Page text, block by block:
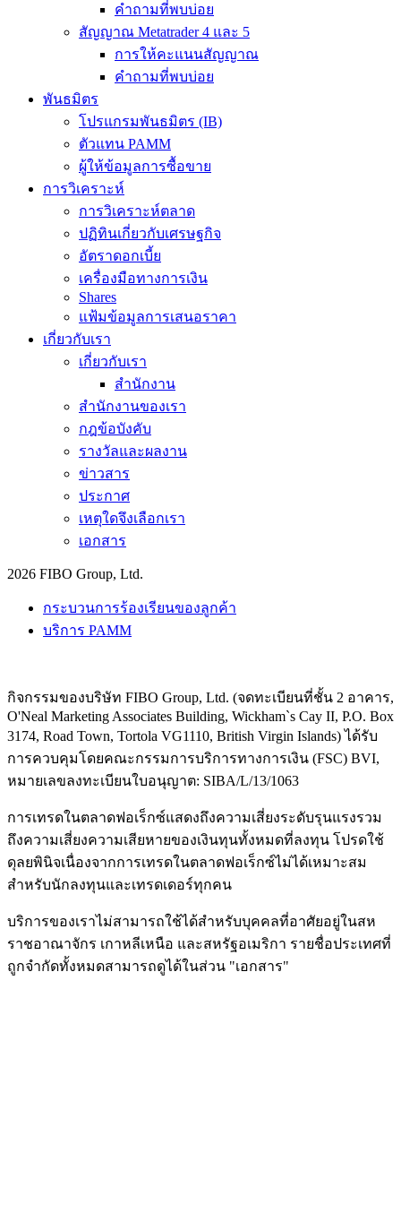
คำถามที่พบบ่อย
สัญญาณ Metatrader 4 และ 5
การให้คะแนนสัญญาณ
คำถามที่พบบ่อย
พันธมิตร
โปรแกรมพันธมิตร (IB)
ตัวแทน PAMM
ผู้ให้ข้อมูลการซื้อขาย
การวิเคราะห์
การวิเคราะห์ตลาด
ปฏิทินเกี่ยวกับเศรษฐกิจ
อัตราดอกเบี้ย
เครื่องมือทางการเงิน
Shares
แฟ้มข้อมูลการเสนอราคา
เกี่ยวกับเรา
เกี่ยวกับเรา
สำนักงาน
สำนักงานของเรา
กฎข้อบังคับ
รางวัลและผลงาน
ข่าวสาร
ประกาศ
เหตุใดจึงเลือกเรา
เอกสาร
2026 FIBO Group, Ltd.
กระบวนการร้องเรียนของลูกค้า
บริการ PAMM
กิจกรรมของบริษัท FIBO Group, Ltd. (จดทะเบียนที่ชั้น 2 อาคาร,
O'Neal Marketing Associates Building, Wickham`s Cay II, P.O. Box
3174, Road Town, Tortola VG1110, British Virgin Islands) ได้รับ
การควบคุมโดยคณะกรรมการบริการทางการเงิน (FSC) BVI,
หมายเลขลงทะเบียนใบอนุญาต: SIBA/L/13/1063
การเทรดในตลาดฟอเร็กซ์แสดงถึงความเสี่ยงระดับรุนแรงรวม
ถึงความเสี่ยงความเสียหายของเงินทุนทั้งหมดที่ลงทุน โปรดใช้
ดุลยพินิจเนื่องจากการเทรดในตลาดฟอเร็กซ์ไม่ได้เหมาะสม
สำหรับนักลงทุนและเทรดเดอร์ทุกคน
บริการของเราไม่สามารถใช้ได้สำหรับบุคคลที่อาศัยอยู่ในสห
ราชอาณาจักร เกาหลีเหนือ และสหรัฐอเมริกา รายชื่อประเทศที่
ถูกจำกัดทั้งหมดสามารถดูได้ในส่วน "เอกสาร"